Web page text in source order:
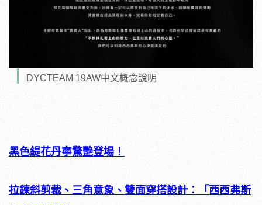
DYCTEAM 19AW中文概念說明
黑色緹花丹寧驚艷登場！
拉鍊斜剪裁、三角意象、雙面穿搭設計：「西西弗斯